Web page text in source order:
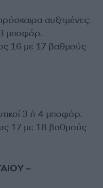
αυξημένες.
μποφόρ.
16 με 17 βαθμούς
3 ή 4 μποφόρ.
17 με 18 βαθμούς
–